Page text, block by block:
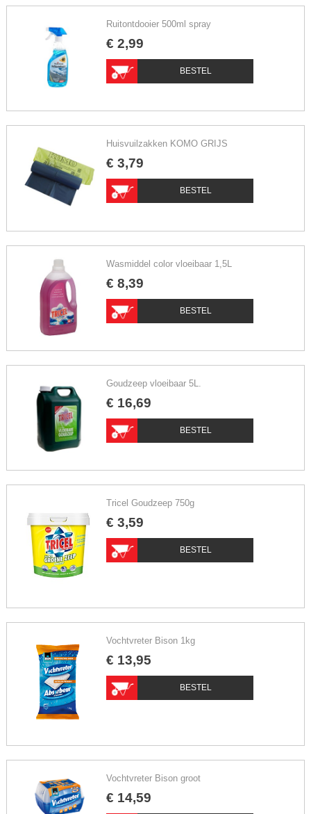
Ruitontdooier 500ml spray
€ 2,99
BESTEL
Huisvuilzakken KOMO GRIJS
€ 3,79
BESTEL
Wasmiddel color vloeibaar 1,5L
€ 8,39
BESTEL
Goudzeep vloeibaar 5L.
€ 16,69
BESTEL
Tricel Goudzeep 750g
€ 3,59
BESTEL
Vochtvreter Bison 1kg
€ 13,95
BESTEL
Vochtvreter Bison groot
€ 14,59